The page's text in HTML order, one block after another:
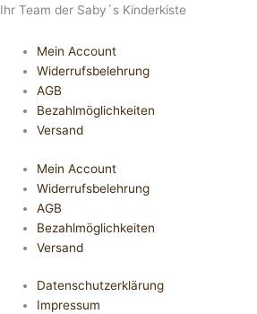
Ihr Team der Saby´s Kinderkiste
Mein Account
Widerrufsbelehrung
AGB
Bezahlmöglichkeiten
Versand
Mein Account
Widerrufsbelehrung
AGB
Bezahlmöglichkeiten
Versand
Datenschutzerklärung
Impressum